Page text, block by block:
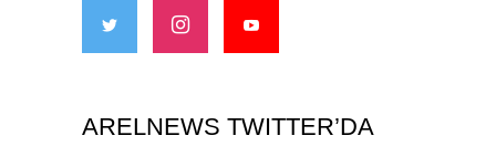
ARELNEWS TWITTER’DA